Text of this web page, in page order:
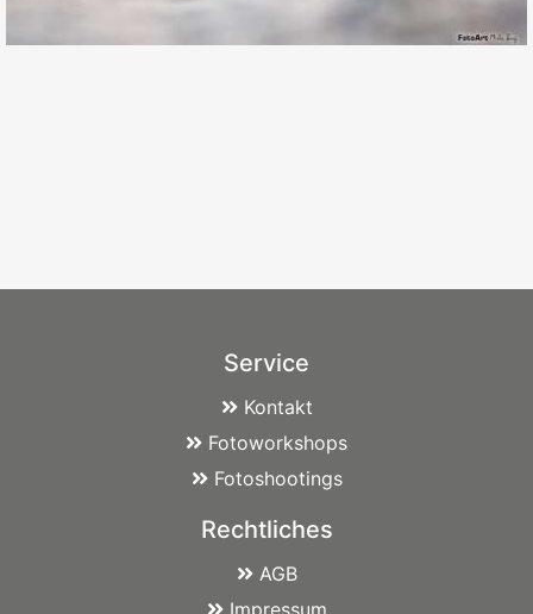
Service
Kontakt
Fotoworkshops
Fotoshootings
Rechtliches
AGB
Impressum